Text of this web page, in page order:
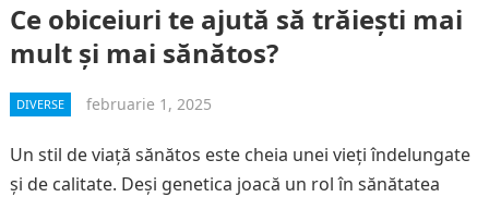
Ce obiceiuri te ajută să trăiești mai
mult și mai sănătos?
DIVERSE februarie 1, 2025
Un stil de viață sănătos este cheia unei vieți îndelungate
și de calitate. Deși genetica joacă un rol în sănătatea